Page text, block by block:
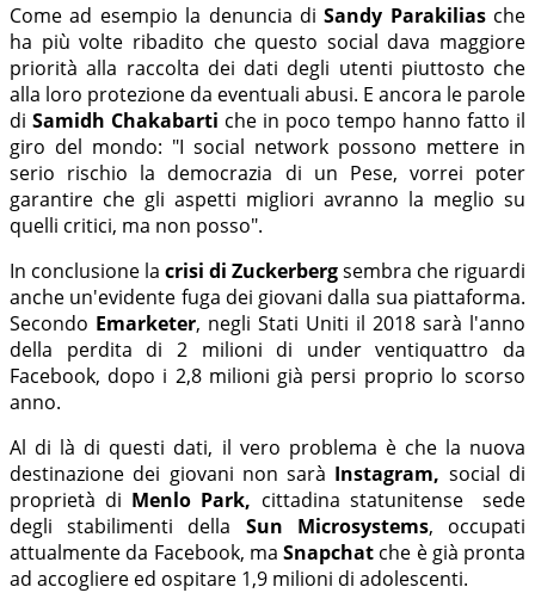
Come ad esempio la denuncia diSandy Parakiliasche
ha più volte ribadito che questo social dava maggiore
priorità alla raccolta dei dati degli utenti piuttosto che
alla loro protezione da eventuali abusi. E ancora le parole
di Samidh Chakabarti che in poco tempo hanno fatto il
giro del mondo: "I social network possono mettere in
serio rischio la democrazia di un Pese, vorrei poter
garantire che gli aspetti migliori avranno la meglio su
quelli critici, ma non posso".
In conclusione la crisi di Zuckerbergsembra che riguardi
anche un'evidente fuga dei giovani dalla sua piattaforma.
Secondo Emarketer, negli Stati Uniti il 2018 sarà l'anno
della perdita di 2 milioni di under ventiquattro da
Facebook, dopo i 2,8 milioni già persi proprio lo scorso
anno.
Al di là di questi dati, il vero problema è che la nuova
destinazione dei giovani non sarà Instagram, social di
proprietà di Menlo Park, cittadina statunitense sede
degli stabilimenti della Sun Microsystems, occupati
attualmente da Facebook, ma Snapchat che è già pronta
ad accogliere ed ospitare 1,9 milioni di adolescenti.